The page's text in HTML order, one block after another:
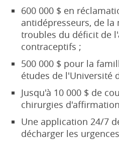
600 000 $ en
antidépresseurs, de
troubles du déficit de
contraceptifs ;
500 000 $ pour la
études de l'Université
Jusqu'à 10 000 $ de
chirurgies
Une application 24/7
décharger les